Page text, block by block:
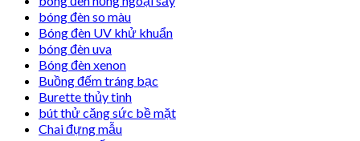
bóng đèn so màu
Bóng đèn UV khử khuẩn
bóng đèn uva
Bóng đèn xenon
Buồng đếm tráng bạc
Burette thủy tinh
bút thử căng sức bề mặt
Chai đựng mẫu